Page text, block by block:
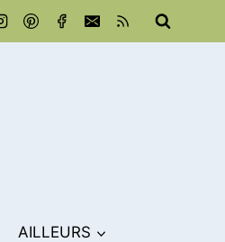
AILLEURS